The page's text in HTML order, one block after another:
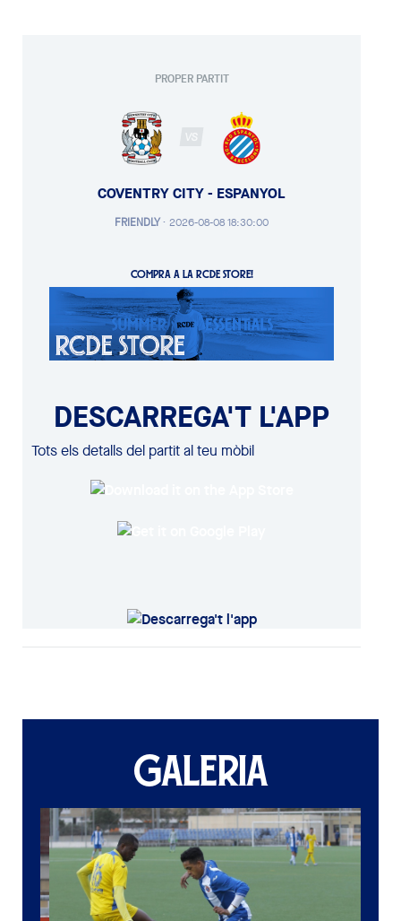
PROPER PARTIT
VS
COVENTRY CITY - ESPANYOL
FRIENDLY· 2026-08-08 18:30:00
COMPRA A LA RCDE STORE!
DESCARREGA'T L'APP
Tots els detalls del partit al teu mòbil
GALERIA